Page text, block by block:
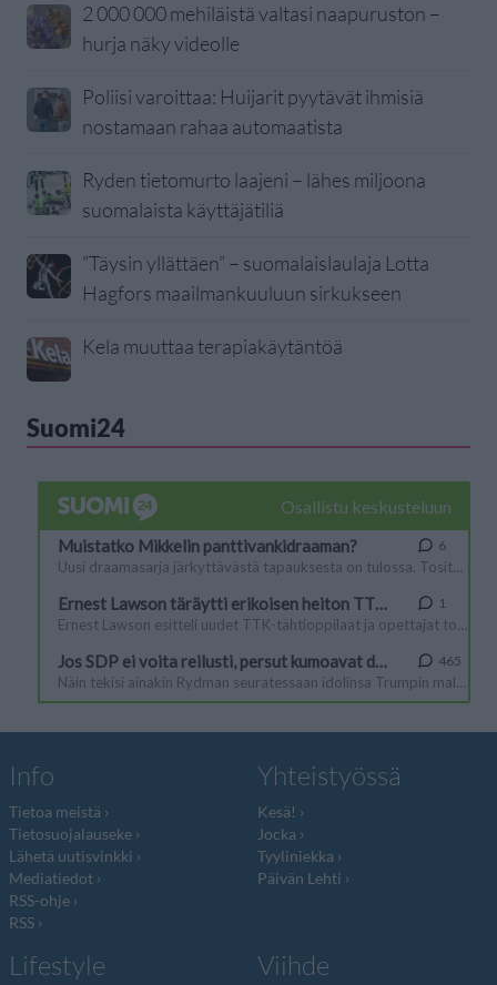
2 000 000 mehiläistä valtasi naapuruston –
hurja näky videolle
Poliisi varoittaa: Huijarit pyytävät ihmisiä
nostamaan rahaa automaatista
Ryden tietomurto laajeni – lähes miljoona
suomalaista käyttäjätiliä
”Täysin yllättäen” – suomalaislaulaja Lotta
Hagfors maailmankuuluun sirkukseen
Kela muuttaa terapiakäytäntöä
Suomi24
Info
Tietoa meistä
Tietosuojalauseke
Lähetä uutisvinkki
Mediatiedot
RSS-ohje
RSS
Yhteistyössä
Kesä!
Jocka
Tyyliniekka
Päivän Lehti
Lifestyle Viihde